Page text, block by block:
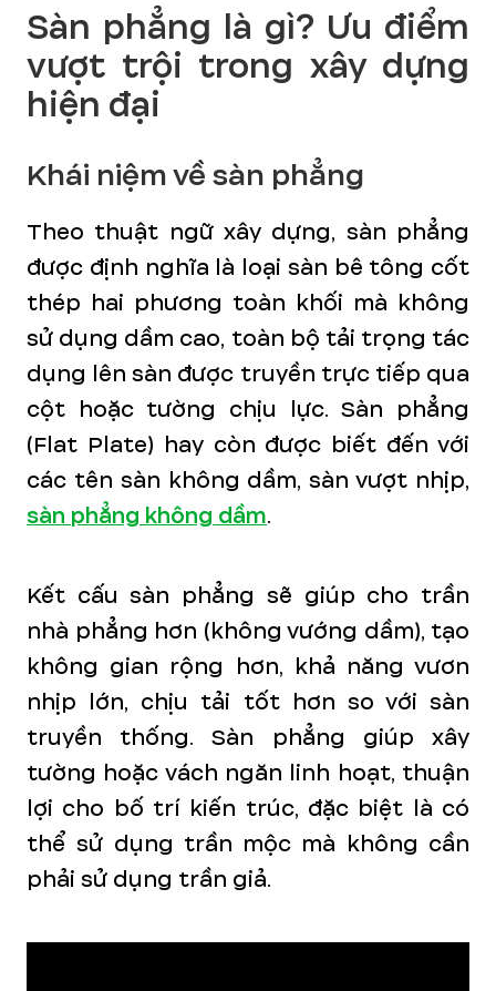
Sàn phẳng là gì? Ưu điểm
vượt trội trong xây dựng
hiện đại
Khái niệm về sàn phẳng
Theo thuật ngữ xây dựng, sàn phẳng
được định nghĩa là loại sàn bê tông cốt
thép hai phương toàn khối mà không
sử dụng dầm cao, toàn bộ tải trọng tác
dụng lên sàn được truyền trực tiếp qua
cột hoặc tường chịu lực. Sàn phẳng
(Flat Plate) hay còn được biết đến với
các tên sàn không dầm, sàn vượt nhịp,
sàn phẳng không dầm.
Kết cấu sàn phẳng sẽ giúp cho trần
nhà phẳng hơn (không vướng dầm), tạo
không gian rộng hơn, khả năng vươn
nhịp lớn, chịu tải tốt hơn so với sàn
truyền thống. Sàn phẳng giúp xây
tường hoặc vách ngăn linh hoạt, thuận
lợi cho bố trí kiến trúc, đặc biệt là có
thể sử dụng trần mộc mà không cần
phải sử dụng trần giả.